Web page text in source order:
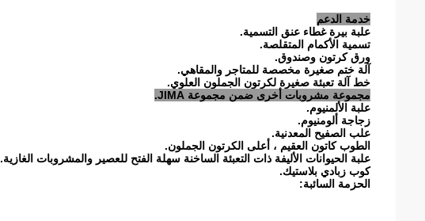
خدمة الدعم
علبة بيرة غطاء عنق التسمية.
تسمية الأكمام المتقلصة.
ورق كرتون وصندوق.
آلة ختم صغيرة مخصصة للمتاجر والمقاهي.
خط آلة تعبئة صغيرة لكرتون الجملون العلوي.
مجموعة مشروبات أخرى ضمن مجموعة JIMA.
علبة الألمنيوم.
زجاجة ألومنيوم.
علب الصفيح المعدنية.
الطوب كاتون العقيم ، أعلى الكرتون الجملون.
علبة الحيوانات الأليفة ذات التعبئة الساخنة سهلة الفتح للعصير والمشروبات الغازية.
كوب زبادي بلاستيك.
الحزمة السائبة: